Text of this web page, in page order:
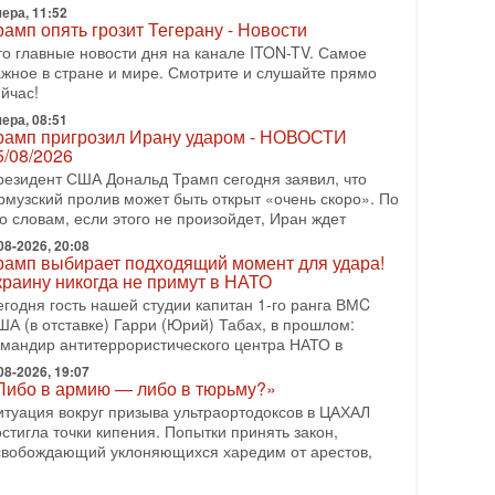
управления полиции Израиля, автор
07-2026, 09:02
за разоружение ХАМАСа - НОВОСТИ
07/2026
исторического соглашения о полном
ХАМАСа и других вооруженных
в
07-2026, 17:59
доведет Трампа до крайних мер? Разбор и
от военного обозревателя Давида Шарпа
вокруг противостояния Ирана и США
с каждым днем. Почему Трамп в самый
момент отменил решение о нанесении
ударов
07-2026, 16:54
авиакомпании «Аркия» намерен
полеты по субботам!
возможной продажи авиакомпании «Аркия»
громкий конфликт.
07-2026, 08:16
11:52
опять грозит Тегерану - Новости
главные новости дня на канале ITON-TV. Самое
в стране и мире. Смотрите и слушайте прямо
08:51
пригрозил Ирану ударом - НОВОСТИ
08/2026
США Дональд Трамп сегодня заявил, что
пролив может быть открыт «очень скоро». По
словам, если этого не произойдет, Иран ждет
2026, 20:08
выбирает подходящий момент для удара!
никогда не примут в НАТО
гость нашей студии капитан 1-го ранга ВМC
(в отставке) Гарри (Юрий) Табах, в прошлом:
антитеррористического центра НАТО в
2026, 19:07
в армию — либо в тюрьму?»
вокруг призыва ультраортодоксов в ЦАХАЛ
точки кипения. Попытки принять закон,
уклоняющихся харедим от арестов,